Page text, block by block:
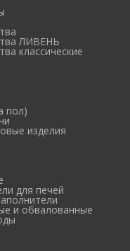
ЛИВЕНЬ
классические
пол)
изделия
для печей
и обвалованные